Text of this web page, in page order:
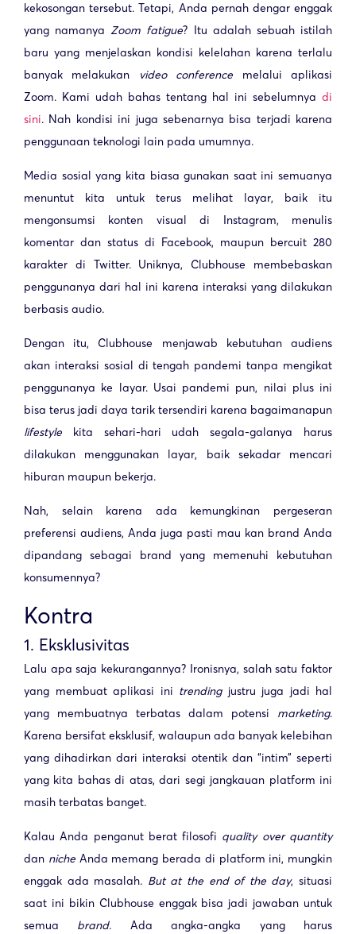
kekosongan tersebut. Tetapi, Anda pernah dengar enggak
yang namanya Zoom fatigue? Itu adalah sebuah istilah
baru yang menjelaskan kondisi kelelahan karena terlalu
banyak melakukan
video conference melalui aplikasi
Zoom. Kami udah bahas tentang hal ini sebelumnya di
sini. Nah kondisi ini juga sebenarnya bisa terjadi karena
penggunaan teknologi lain pada umumnya.
Media sosial yang kita biasa gunakan saat ini semuanya
menuntut kita untuk terus melihat layar, baik itu
mengonsumsi konten visual di Instagram, menulis
komentar dan status di Facebook, maupun bercuit 280
karakter di Twitter. Uniknya, Clubhouse membebaskan
penggunanya dari hal ini karena interaksi yang dilakukan
berbasis audio.
Dengan itu, Clubhouse menjawab kebutuhan audiens
akan interaksi sosial di tengah pandemi tanpa mengikat
penggunanya ke layar. Usai pandemi pun, nilai plus ini
bisa terus jadi daya tarik tersendiri karena bagaimanapun
lifestyle kita sehari-hari udah segala-galanya harus
dilakukan menggunakan layar, baik sekadar mencari
hiburan maupun bekerja.
Nah, selain karena ada kemungkinan pergeseran
preferensi audiens, Anda juga pasti mau kan brand Anda
dipandang sebagai brand yang memenuhi kebutuhan
konsumennya?
Kontra
1. Eksklusivitas
Lalu apa saja kekurangannya? Ironisnya, salah satu faktor
yang membuat aplikasi ini trendingjustru juga jadi hal
yang membuatnya terbatas dalam potensi marketing.
Karena bersifat eksklusif, walaupun ada banyak kelebihan
yang dihadirkan dari interaksi otentik dan “intim” seperti
yang kita bahas di atas, dari segi jangkauan platform ini
masih terbatas banget.
Kalau Anda penganut berat filosofi quality over quantity
dan nicheAnda memang berada di platform ini, mungkin
enggak ada masalah. But at the end of the day, situasi
saat ini bikin Clubhouse enggak bisa jadi jawaban untuk
semua brand. Ada angka-angka yang harus